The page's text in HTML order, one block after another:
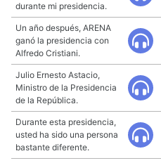
durante mi presidencia.
Un año después, ARENA
ganó la presidencia con
Alfredo Cristiani.
Julio Ernesto Astacio,
Ministro de la Presidencia
de la República.
Durante esta presidencia,
usted ha sido una persona
bastante diferente.